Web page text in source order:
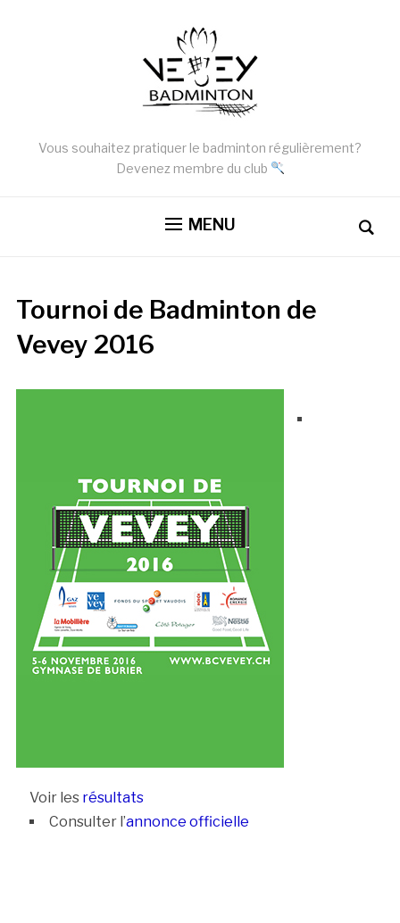
Vous souhaitez pratiquer le badminton régulièrement?
Devenez membre du club
MENU
Tournoi de Badminton de
Vevey 2016
Voir les résultats
Consulter l’annonce officielle